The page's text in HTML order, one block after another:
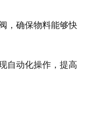
，确保物料能够快
自动化操作，提高